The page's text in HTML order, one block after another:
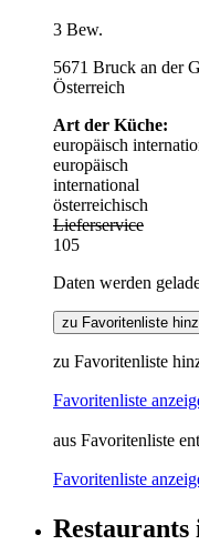
3 Bew.
5671 Bruck an der
Österreich
Art der Küche:
europäisch
europäisch
international
österreichisch
Lieferservice
105
Daten werden
zu Favoritenliste
zu Favoritenliste
Favoritenliste
aus Favoritenliste
Favoritenliste
Restaurants